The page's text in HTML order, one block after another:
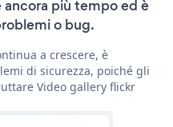
più tempo ed è
o bug.
a crescere, è
di sicurezza, poiché gli
Video gallery flickr